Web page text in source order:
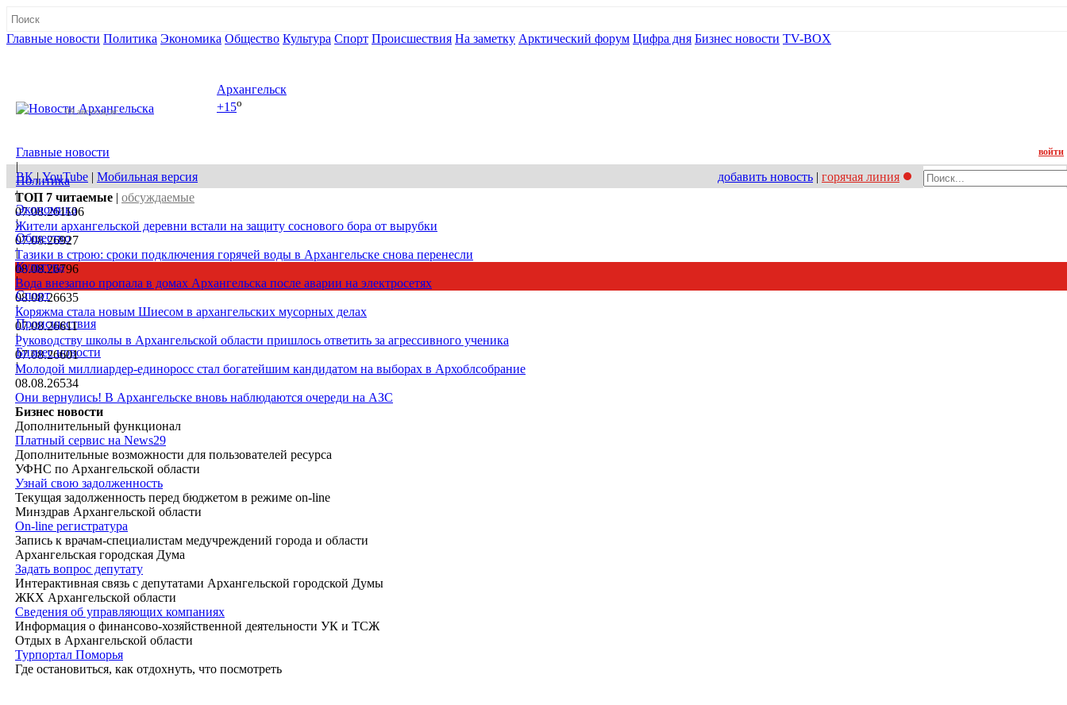
Главные новости Политика Экономика Общество Культура Спорт Происшествия На заметку Арктический форум Цифра дня Бизнес новости TV-BOX
09 августа, вс
Архангельск
+15o
Главные новости
|
Политика
|
Экономика
|
Общество
|
Культура
|
Спорт
|
Происшествия
|
Бизнес новости
|
войти
ВК|YouTube | Мобильная версия добавить новость | горячая линия
ТОП 7 читаемые | обсуждаемые
07.08.261106
Жители архангельской деревни встали на защиту соснового бора от вырубки
07.08.26927
Тазики в строю: сроки подключения горячей воды в Архангельске снова перенесли
08.08.26796
Вода внезапно пропала в домах Архангельска после аварии на электросетях
08.08.26635
Коряжма стала новым Шиесом в архангельских мусорных делах
07.08.26611
Руководству школы в Архангельской области пришлось ответить за агрессивного ученика
07.08.26601
Молодой миллиардер-единоросс стал богатейшим кандидатом на выборах в Архоблсобрание
08.08.26534
Они вернулись! В Архангельске вновь наблюдаются очереди на АЗС
Бизнес новости
Дополнительный функционал
Платный сервис на News29
Дополнительные возможности для пользователей ресурса
УФНС по Архангельской области
Узнай свою задолженность
Текущая задолженность перед бюджетом в режиме on-line
Минздрав Архангельской области
On-line регистратура
Запись к врачам-специалистам медучреждений города и области
Архангельская городская Дума
Задать вопрос депутату
Интерактивная связь с депутатами Архангельской городской Думы
ЖКХ Архангельской области
Сведения об управляющих компаниях
Информация о финансово-хозяйственной деятельности УК и ТСЖ
Отдых в Архангельской области
Турпортал Поморья
Где остановиться, как отдохнуть, что посмотреть